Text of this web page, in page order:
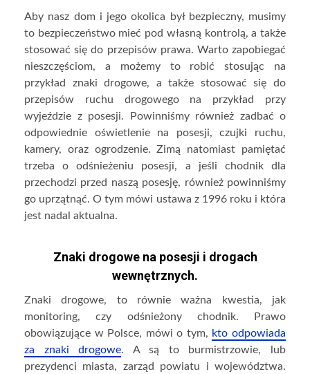
Aby nasz dom i jego okolica był bezpieczny, musimy
to bezpieczeństwo mieć pod własną kontrolą, a także
stosować się do przepisów prawa. Warto zapobiegać
nieszczęściom, a możemy to robić stosując na
przykład znaki drogowe, a także stosować się do
przepisów ruchu drogowego na przykład przy
wyjeździe z posesji. Powinniśmy również zadbać o
odpowiednie oświetlenie na posesji, czujki ruchu,
kamery, oraz ogrodzenie. Zimą natomiast pamiętać
trzeba o odśnieżeniu posesji, a jeśli chodnik dla
przechodzi przed naszą posesję, również powinniśmy
go uprzątnąć. O tym mówi ustawa z 1996 roku i która
jest nadal aktualna.
Znaki drogowe na posesji i drogach
wewnętrznych.
Znaki drogowe, to równie ważna kwestia, jak
monitoring, czy odśnieżony chodnik. Prawo
obowiązujące w Polsce, mówi o tym, kto odpowiada
za znaki drogowe. A są to burmistrzowie, lub
prezydenci miasta, zarząd powiatu i województwa.